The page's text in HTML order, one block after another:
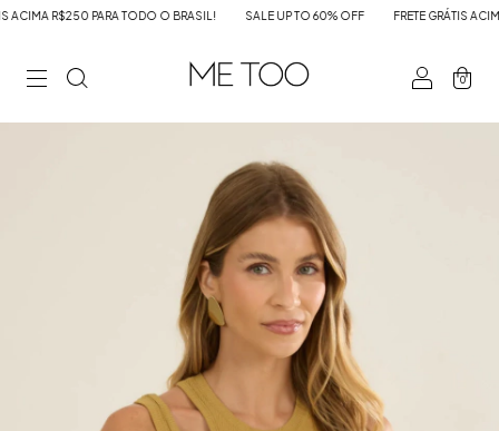
R$250 PARA TODO O BRASIL! SALE UP TO 60% OFF FRETE GRÁTIS ACIMA
0